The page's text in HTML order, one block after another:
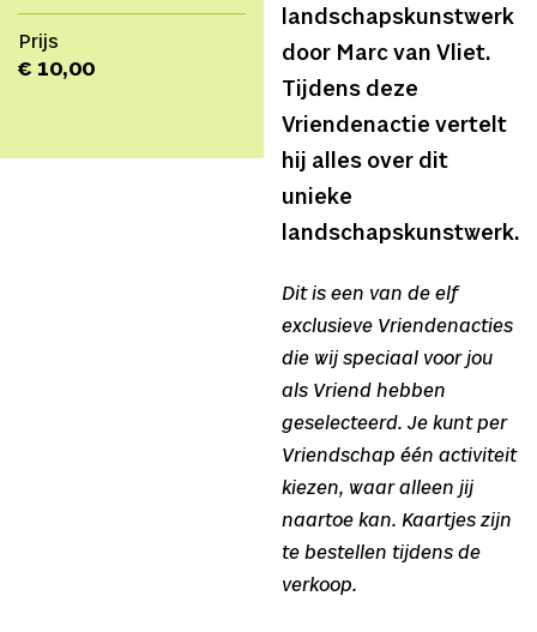
Prijs
€ 10,00
landschapskunstwerk
door Marc van Vliet.
Tijdens deze
Vriendenactie vertelt
hij alles over dit
unieke
landschapskunstwerk.
Dit is een van de elf
exclusieve Vriendenacties
die wij speciaal voor jou
als Vriend hebben
geselecteerd. Je kunt per
Vriendschap één activiteit
kiezen, waar alleen jij
naartoe kan. Kaartjes zijn
te bestellen tijdens de
verkoop.